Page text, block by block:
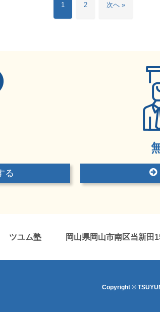
1 2 次へ »
る
ツユム塾 岡山県岡山市南区当新田
Copyright ©